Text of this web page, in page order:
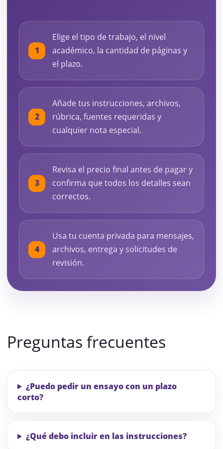
Elige el tipo de trabajo, el nivel
académico, la cantidad de páginas y
el plazo.
Añade tus instrucciones, archivos,
rúbrica, fuentes requeridas y
cualquier nota especial.
Revisa el precio final antes de pagar y
confirma que todos los detalles sean
correctos.
Usa tu cuenta privada para mensajes,
archivos, entrega y solicitudes de
revisión.
Preguntas frecuentes
¿Puedo pedir un ensayo con un plazo
corto?
¿Qué debo incluir en las instrucciones?